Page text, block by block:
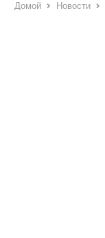
Домой Новости